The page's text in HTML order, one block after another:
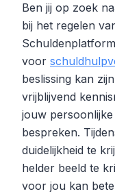
Ben jij op zoek
bij het regelen
voor
beslissing kan
vrijblijvend
jouw
bespreken.
duidelijkheid te
helder beeld te
voor jou kan